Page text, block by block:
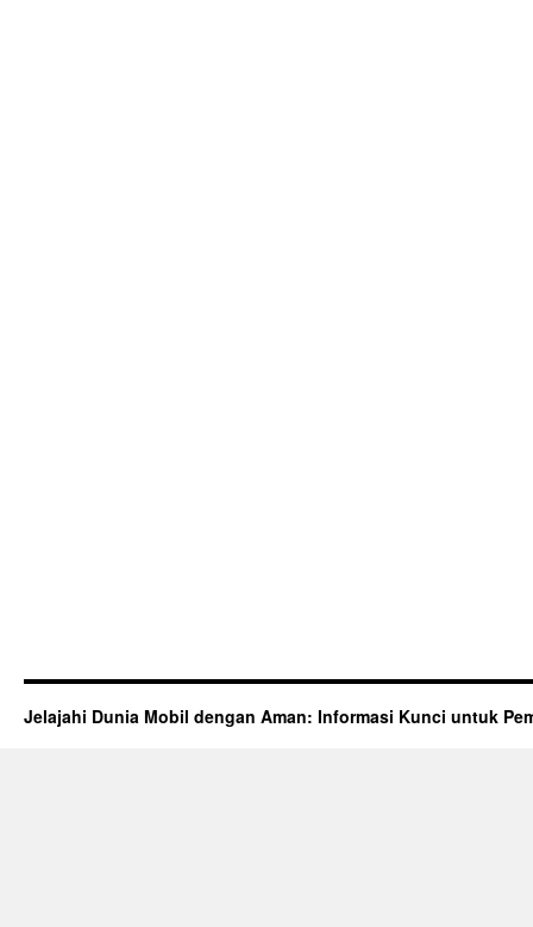
Jelajahi Dunia Mobil dengan Aman: Informasi Kunci untuk